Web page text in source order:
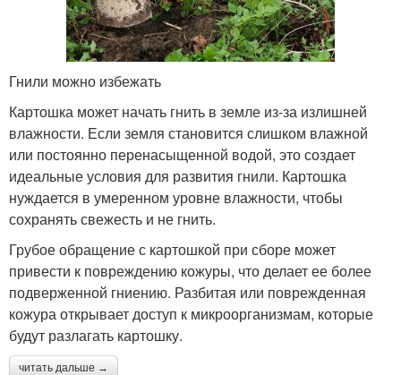
Гнили можно избежать
Картошка может начать гнить в земле из-за излишней
влажности. Если земля становится слишком влажной
или постоянно перенасыщенной водой, это создает
идеальные условия для развития гнили. Картошка
нуждается в умеренном уровне влажности, чтобы
сохранять свежесть и не гнить.
Грубое обращение с картошкой при сборе может
привести к повреждению кожуры, что делает ее более
подверженной гниению. Разбитая или поврежденная
кожура открывает доступ к микроорганизмам, которые
будут разлагать картошку.
читать дальше →